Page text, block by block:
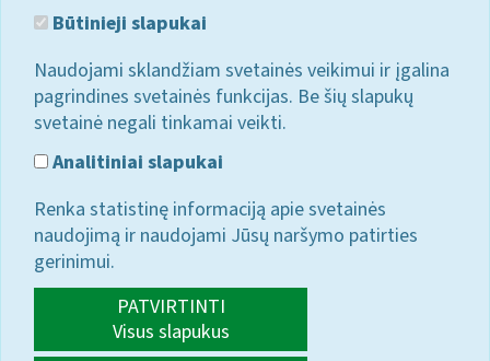
Būtinieji slapukai
Naudojami sklandžiam svetainės veikimui ir įgalina
pagrindines svetainės funkcijas. Be šių slapukų
svetainė negali tinkamai veikti.
Analitiniai slapukai
Renka statistinę informaciją apie svetainės
naudojimą ir naudojami Jūsų naršymo patirties
gerinimui.
PATVIRTINTI
Visus slapukus